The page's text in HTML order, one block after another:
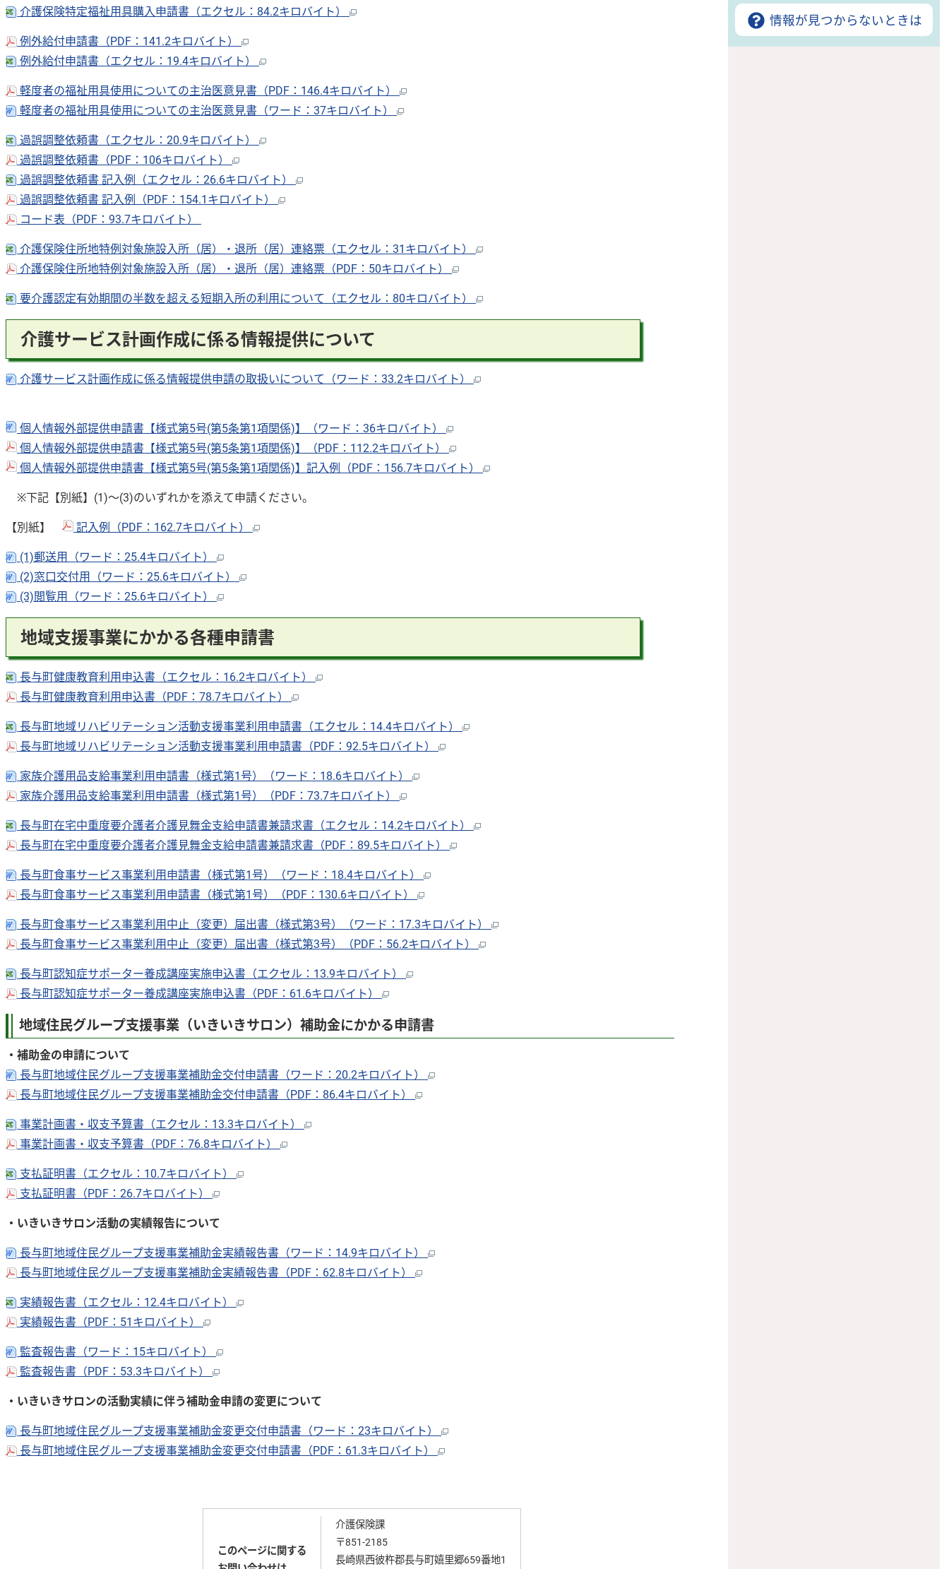
介護保険特定福祉用具購入申請書（エクセル：84.2キロバイト）
例外給付申請書（PDF：141.2キロバイト）
例外給付申請書（エクセル：19.4キロバイト）
軽度者の福祉用具使用についての主治医意見書（PDF：146.4キロバイト）
軽度者の福祉用具使用についての主治医意見書（ワード：37キロバイト）
過誤調整依頼書（エクセル：20.9キロバイト）
過誤調整依頼書（PDF：106キロバイト）
過誤調整依頼書 記入例（エクセル：26.6キロバイト）
過誤調整依頼書 記入例（PDF：154.1キロバイト）
コード表（PDF：93.7キロバイト）
介護保険住所地特例対象施設入所（居）・退所（居）連絡票（エクセル：31キロバイト）
介護保険住所地特例対象施設入所（居）・退所（居）連絡票（PDF：50キロバイト）
要介護認定有効期間の半数を超える短期入所の利用について（エクセル：80キロバイト）
介護サービス計画作成に係る情報提供について
介護サービス計画作成に係る情報提供申請の取扱いについて（ワード：33.2キロバイト）
個人情報外部提供申請書【様式第5号(第5条第1項関係)】（ワード：36キロバイト）
個人情報外部提供申請書【様式第5号(第5条第1項関係)】（PDF：112.2キロバイト）
個人情報外部提供申請書【様式第5号(第5条第1項関係)】記入例（PDF：156.7キロバイト）
※下記【別紙】(1)〜(3)のいずれかを添えて申請ください。
【別紙】 記入例（PDF：162.7キロバイト）
(1)郵送用（ワード：25.4キロバイト）
(2)窓口交付用（ワード：25.6キロバイト）
(3)閲覧用（ワード：25.6キロバイト）
地域支援事業にかかる各種申請書
長与町健康教育利用申込書（エクセル：16.2キロバイト）
長与町健康教育利用申込書（PDF：78.7キロバイト）
長与町地域リハビリテーション活動支援事業利用申請書（エクセル：14.4キロバイト）
長与町地域リハビリテーション活動支援事業利用申請書（PDF：92.5キロバイト）
家族介護用品支給事業利用申請書（様式第1号）（ワード：18.6キロバイト）
家族介護用品支給事業利用申請書（様式第1号）（PDF：73.7キロバイト）
長与町在宅中重度要介護者介護見舞金支給申請書兼請求書（エクセル：14.2キロバイト）
長与町在宅中重度要介護者介護見舞金支給申請書兼請求書（PDF：89.5キロバイト）
長与町食事サービス事業利用申請書（様式第1号）（ワード：18.4キロバイト）
長与町食事サービス事業利用申請書（様式第1号）（PDF：130.6キロバイト）
長与町食事サービス事業利用中止（変更）届出書（様式第3号）（ワード：17.3キロバイト）
長与町食事サービス事業利用中止（変更）届出書（様式第3号）（PDF：56.2キロバイト）
長与町認知症サポーター養成講座実施申込書（エクセル：13.9キロバイト）
長与町認知症サポーター養成講座実施申込書（PDF：61.6キロバイト）
地域住民グループ支援事業（いきいきサロン）補助金にかかる申請書
・補助金の申請について
長与町地域住民グループ支援事業補助金交付申請書（ワード：20.2キロバイト）
長与町地域住民グループ支援事業補助金交付申請書（PDF：86.4キロバイト）
事業計画書・収支予算書（エクセル：13.3キロバイト）
事業計画書・収支予算書（PDF：76.8キロバイト）
支払証明書（エクセル：10.7キロバイト）
支払証明書（PDF：26.7キロバイト）
・いきいきサロン活動の実績報告について
長与町地域住民グループ支援事業補助金実績報告書（ワード：14.9キロバイト）
長与町地域住民グループ支援事業補助金実績報告書（PDF：62.8キロバイト）
実績報告書（エクセル：12.4キロバイト）
実績報告書（PDF：51キロバイト）
監査報告書（ワード：15キロバイト）
監査報告書（PDF：53.3キロバイト）
・いきいきサロンの活動実績に伴う補助金申請の変更について
長与町地域住民グループ支援事業補助金変更交付申請書（ワード：23キロバイト）
長与町地域住民グループ支援事業補助金変更交付申請書（PDF：61.3キロバイト）
このページに関する
介護保険課
〒851-2185
長崎県西彼杵郡長与町嬉里郷659番地1
情報が見つからないときは